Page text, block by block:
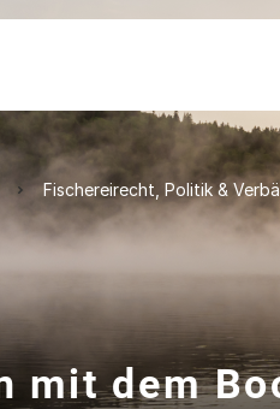
Fischereirecht, Politik &
mit dem